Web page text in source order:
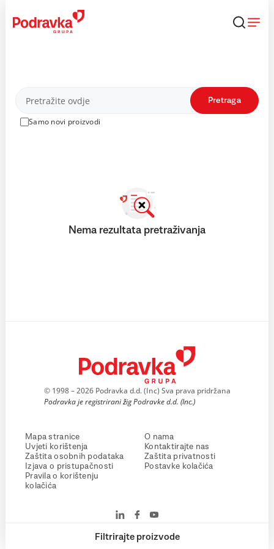
content
Proizvodi
Samo novi proizvodi
Pretraga
Filtrirajte proizvode
Nema rezultata pretraživanja
© 1998 – 2026 Podravka d.d. (Inc) Sva prava pridržana
Podravka je registrirani žig Podravke d.d. (Inc.)
Mapa stranice
Uvjeti korištenja
Zaštita osobnih podataka
Izjava o pristupačnosti
Pravila o korištenju
kolačića
O nama
Kontaktirajte nas
Zaštita privatnosti
Postavke kolačića